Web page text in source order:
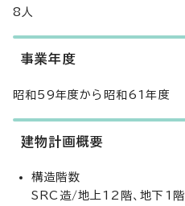
8人
事業年度
昭和59年度から昭和61年度
建物計画概要
構造階数
SRC造/地上12階、地下1階